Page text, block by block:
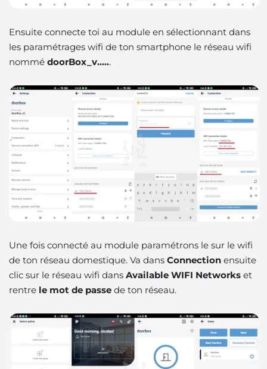
Ensuite connecte toi au module en sélectionnant dans
les paramétrages wifi de ton smartphone le réseau wifi
nommé doorBox_v…...
Une fois connecté au module paramétrons le sur le wifi
de ton réseau domestique. Va dans Connection ensuite
clic sur le réseau wifi dans Available WIFI Networks et
rentre le mot de passe de ton réseau.